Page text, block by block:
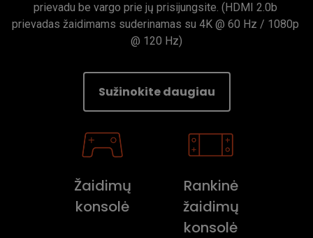
prievadu be vargo prie jų prisijungsite. (HDMI 2.0b
prievadas žaidimams suderinamas su 4K @ 60 Hz / 1080p
@ 120 Hz)
Sužinokite daugiau
Žaidimų
konsolė
Rankinė
žaidimų
konsolė